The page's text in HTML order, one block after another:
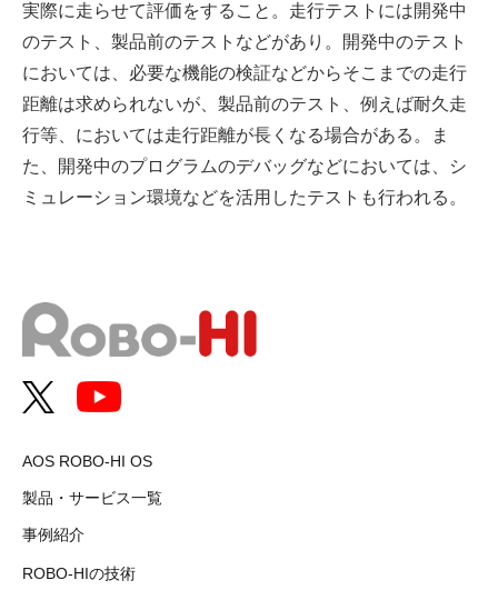
実際に走らせて評価をすること。走行テストには開発中
のテスト、製品前のテストなどがあり。開発中のテスト
においては、必要な機能の検証などからそこまでの走行
距離は求められないが、製品前のテスト、例えば耐久走
行等、においては走行距離が長くなる場合がある。ま
た、開発中のプログラムのデバッグなどにおいては、シ
ミュレーション環境などを活用したテストも行われる。
AOS ROBO-HI OS
製品・サービス一覧
事例紹介
ROBO-HIの技術